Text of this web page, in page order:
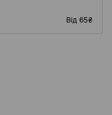
Від 65₴